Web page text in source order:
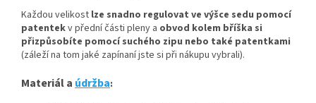
Každou velikost lze snadno regulovat ve výšce sedu pomocí
patentekv přední části pleny a obvod kolem bříška si
přizpůsobíte pomocí suchého zipu nebo také patentkami
(záleží na tom jaké zapínaní jste si při nákupu vybrali).
Materiál a údržba: